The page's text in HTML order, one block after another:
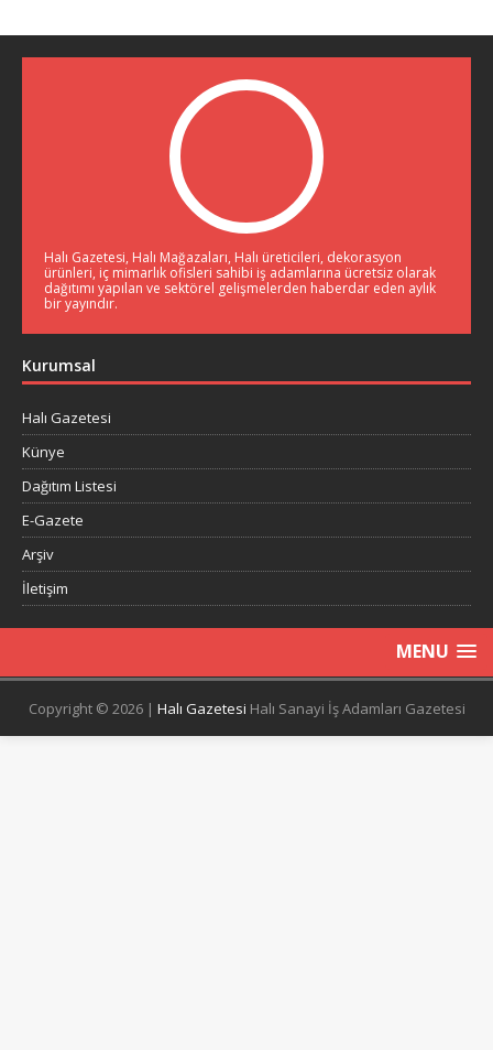
Halı Gazetesi, Halı Mağazaları, Halı üreticileri, dekorasyon
ürünleri, iç mimarlık ofisleri sahibi iş adamlarına ücretsiz olarak
dağıtımı yapılan ve sektörel gelişmelerden haberdar eden aylık
bir yayındır.
Kurumsal
Halı Gazetesi
Künye
Dağıtım Listesi
E-Gazete
Arşiv
İletişim
MENU
Copyright © 2026 | Halı Gazetesi Halı Sanayi İş Adamları Gazetesi